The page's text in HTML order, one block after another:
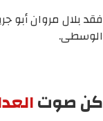
الوسطى.
كن صوت